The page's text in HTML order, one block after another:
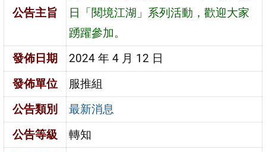
公告主旨
日「閱境江湖」系列活動，歡迎大家
踴躍參加。
發佈日期
2024 年 4 月 12 日
發佈單位
服推組
公告類別
最新消息
公告等級
轉知